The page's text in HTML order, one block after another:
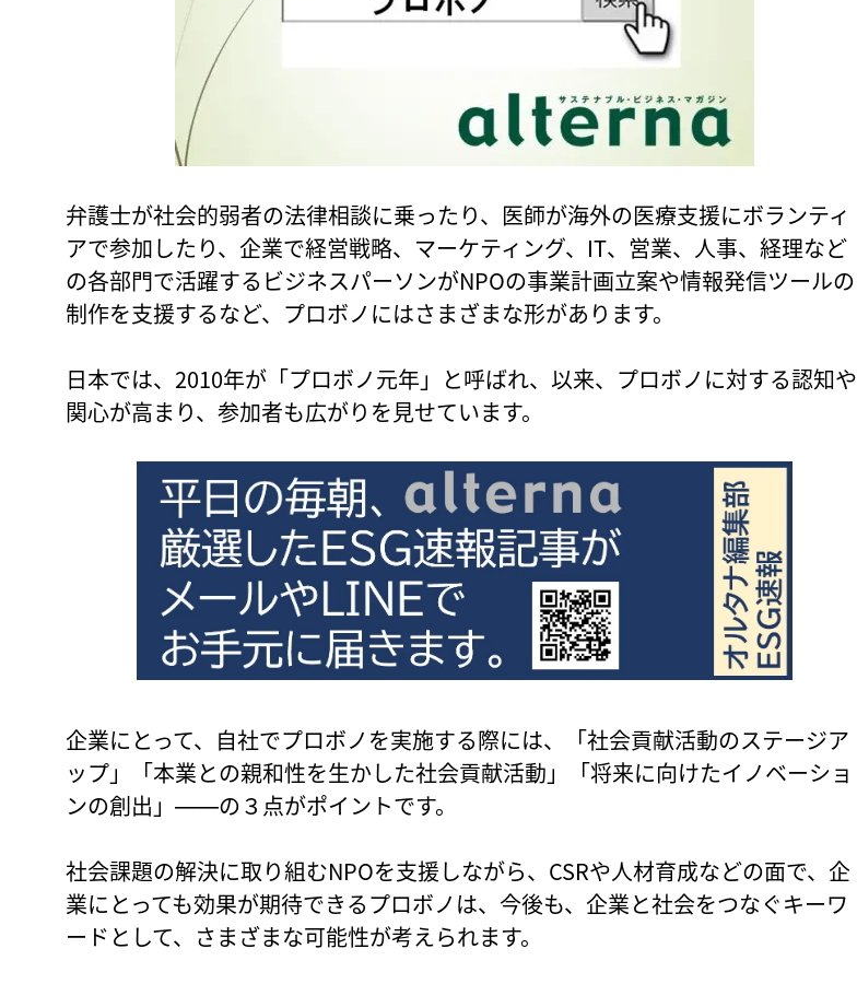
弁護士が社会的弱者の法律相談に乗ったり、医師が海外の医療支援にボランティ
アで参加したり、企業で経営戦略、マーケティング、IT、営業、人事、経理など
の各部門で活躍するビジネスパーソンがNPOの事業計画立案や情報発信ツールの
制作を支援するなど、プロボノにはさまざまな形があります。
日本では、2010年が「プロボノ元年」と呼ばれ、以来、プロボノに対する認知や
関心が高まり、参加者も広がりを見せています。
企業にとって、自社でプロボノを実施する際には、「社会貢献活動のステージア
ップ」「本業との親和性を生かした社会貢献活動」「将来に向けたイノベーショ
ンの創出」――の３点がポイントです。
社会課題の解決に取り組むNPOを支援しながら、CSRや人材育成などの面で、企
業にとっても効果が期待できるプロボノは、今後も、企業と社会をつなぐキーワ
ードとして、さまざまな可能性が考えられます。